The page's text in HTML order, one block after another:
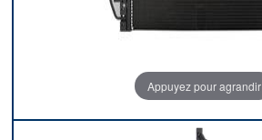
Appuyez pour agrandir